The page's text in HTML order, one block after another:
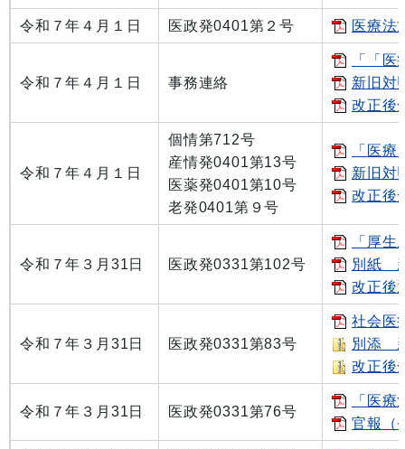
令和７年４月１日 医政発0401第２号 医療法
令和７年４月１日 事務連絡
「「
新旧対
改正後
令和７年４月１日
個情第712号
産情発0401第13号
医薬発0401第10号
老発0401第９号
「医
新旧対
改正後
令和７年３月31日 医政発0331第102号
「厚
別紙
改正後
令和７年３月31日 医政発0331第83号
社会医
別添
改正後
令和７年３月31日 医政発0331第76号
「医
官報（